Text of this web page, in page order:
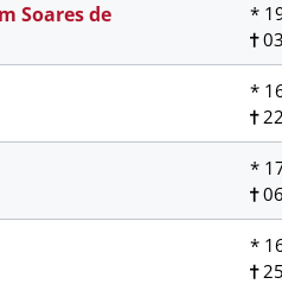
Soares de
*
*
*
*